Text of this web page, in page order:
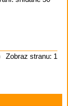
Zobraz stranu: 1